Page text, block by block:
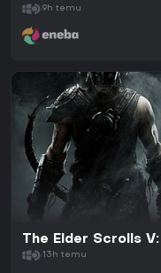
9h temu
The Elder Scrolls
13h temu